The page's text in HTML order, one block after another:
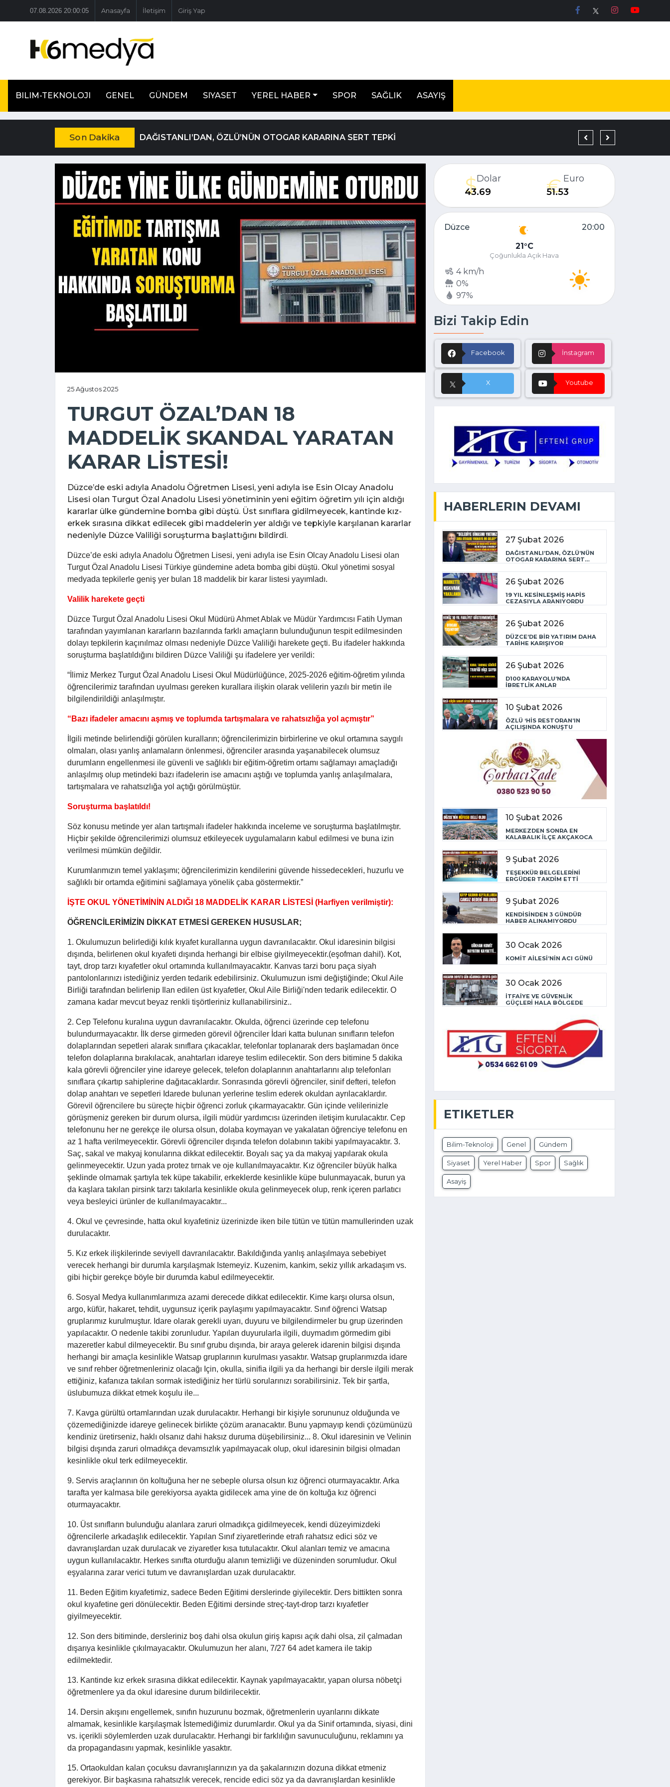
07.08.2026 20:00:06 Anasayfa İletişim Giriş Yap
BILIM-TEKNOLOJI GENEL GÜNDEM SIYASET YEREL HABER SPOR SAĞLIK ASAYIŞ
Son Dakika DAĞISTANLI’DAN, ÖZLÜ’NÜN OTOGAR KARARINA SERT TEPKİ 19 YIL KESİNLEŞMİŞ
25 Ağustos 2025
TURGUT ÖZAL’DAN 18
MADDELİK SKANDAL YARATAN
KARAR LİSTESİ!
Düzce’de eski adıyla Anadolu Öğretmen Lisesi, yeni adıyla ise Esin Olcay Anadolu
Lisesi olan Turgut Özal Anadolu Lisesi yönetiminin yeni eğitim öğretim yılı için aldığı
kararlar ülke gündemine bomba gibi düştü. Üst sınıflara gidilmeyecek, kantinde kız-
erkek sırasına dikkat edilecek gibi maddelerin yer aldığı ve tepkiyle karşılanan kararlar
nedeniyle Düzce Valiliği soruşturma başlattığını bildirdi.
Düzce’de eski adıyla Anadolu Öğretmen Lisesi, yeni adıyla ise Esin Olcay Anadolu Lisesi olan
Turgut Özal Anadolu Lisesi Türkiye gündemine adeta bomba gibi düştü. Okul yönetimi sosyal
medyada tepkilerle geniş yer bulan 18 maddelik bir karar listesi yayımladı.
Valilik harekete geçti
Düzce Turgut Özal Anadolu Lisesi Okul Müdürü Ahmet Ablak ve Müdür Yardımcısı Fatih Uyman
tarafından yayımlanan kararların bazılarında farklı amaçların bulunduğunun tespit edilmesinden
dolayı tepkilerin kaçınılmaz olması nedeniyle Düzce Valiliği harekete geçti. Bu ifadeler hakkında
soruşturma başlatıldığını bildiren Düzce Valiliği şu ifadelere yer verildi:
“İlimiz Merkez Turgut Özal Anadolu Lisesi Okul Müdürlüğünce, 2025-2026 eğitim-öğretim yılında
öğrencilerimiz tarafından uyulması gereken kurallara ilişkin olarak velilerin yazılı bir metin ile
bilgilendirildiği anlaşılmıştır.
“Bazı ifadeler amacını aşmış ve toplumda tartışmalara ve rahatsızlığa yol açmıştır”
İlgili metinde belirlendiği görülen kuralların; öğrencilerimizin birbirlerine ve okul ortamına saygılı
olmaları, olası yanlış anlamaların önlenmesi, öğrenciler arasında yaşanabilecek olumsuz
durumların engellenmesi ile güvenli ve sağlıklı bir eğitim-öğretim ortamı sağlamayı amaçladığı
anlaşılmış olup metindeki bazı ifadelerin ise amacını aştığı ve toplumda yanlış anlaşılmalara,
tartışmalara ve rahatsızlığa yol açtığı görülmüştür.
Soruşturma başlatıldı!
Söz konusu metinde yer alan tartışmalı ifadeler hakkında inceleme ve soruşturma başlatılmıştır.
Hiçbir şekilde öğrencilerimizi olumsuz etkileyecek uygulamaların kabul edilmesi ve buna izin
verilmesi mümkün değildir.
Kurumlarımızın temel yaklaşımı; öğrencilerimizin kendilerini güvende hissedecekleri, huzurlu ve
sağlıklı bir ortamda eğitimini sağlamaya yönelik çaba göstermektir.”
İŞTE OKUL YÖNETİMİNİN ALDIĞI 18 MADDELİK KARAR LİSTESİ (Harfiyen verilmiştir):
ÖĞRENCİLERİMİZİN DİKKAT ETMESİ GEREKEN HUSUSLAR;
1. Okulumuzun belirlediği kılık kıyafet kurallarına uygun davranılacaktır. Okul idaresinin bilgisi
dışında, belirlenen okul kıyafeti dışında herhangi bir elbise giyilmeyecektir.(eşofman dahil). Kot,
tayt, drop tarzı kıyafetler okul ortamında kullanılmayacaktır. Kanvas tarzi boru paça siyah
pantolonlarınızı istediğiniz yerden tedarik edebilirsiniz. Okulumuzun ismi değiştiğinde; Okul Aile
Birliği tarafından belirlenip Ilan edilen üst kıyafetler, Okul Aile Birliği'nden tedarik edilecektir. O
zamana kadar mevcut beyaz renkli tişörtleriniz kullanabilirsiniz..
2. Cep Telefonu kuralına uygun davranılacaktır. Okulda, öğrenci üzerinde cep telefonu
bulundurmayacaktır. İlk derse girmeden görevil öğrenciler İdari katta bulunan sınıfların telefon
dolaplarından sepetleri alarak sınıflara çıkacaklar, telefonlar toplanarak ders başlamadan önce
telefon dolaplarına bırakılacak, anahtarları idareye teslim edilecektir. Son ders bitimine 5 dakika
kala görevli öğrenciler yine idareye gelecek, telefon dolaplarının anahtarlarını alıp telefonları
sınıflara çıkartıp sahiplerine dağıtacaklardır. Sonrasında görevli öğrenciler, sinif defteri, telefon
dolap anahtarı ve sepetleri Idarede bulunan yerlerine teslim ederek okuldan ayrılacaklardır.
Görevil öğrencilere bu süreçte hiçbir öğrenci zorluk çıkarmayacaktır. Gün içinde velilerinizle
görüşmeniz gereken bir durum olursa, ilgili müdür yardımcısı üzerinden iletişim kurulacaktır. Cep
telefonunu her ne gerekçe ile olursa olsun, dolaba koymayan ve yakalatan öğrenciye telefonu en
az 1 hafta verilmeyecektir. Görevli öğrenciler dışında telefon dolabının takibi yapılmayacaktır. 3.
Saç, sakal ve makyaj konularına dikkat edilecektir. Boyalı saç ya da makyaj yapılarak okula
gelinmeyecektir. Uzun yada protez tırnak ve oje kullanılmayacaktır. Kız öğrenciler büyük halka
şeklinde olmamak şartıyla tek küpe takabilir, erkeklerde kesinlikle küpe bulunmayacak, burun ya
da kaşlara takılan pirsink tarzı takılarla kesinlikle okula gelinmeyecek olup, renk içeren parlatıcı
veya besleyici ürünler de kullanılmayacaktır...
4. Okul ve çevresinde, hatta okul kıyafetiniz üzerinizde iken bile tütün ve tütün mamullerinden uzak
durulacaktır.
5. Kız erkek ilişkilerinde seviyell davranılacaktır. Bakıldığında yanlış anlaşılmaya sebebiyet
verecek herhangi bir durumla karşılaşmak Istemeyiz. Kuzenim, kankim, sekiz yıllık arkadaşım vs.
gibi hiçbir gerekçe böyle bir durumda kabul edilmeyecektir.
6. Sosyal Medya kullanımlarımıza azami derecede dikkat edilecektir. Kime karşı olursa olsun,
argo, küfür, hakaret, tehdit, uygunsuz içerik paylaşımı yapılmayacaktır. Sınıf öğrenci Watsap
gruplarımız kurulmuştur. Idare olarak gerekli uyarı, duyuru ve bilgilendirmeler bu grup üzerinden
yapılacaktır. O nedenle takibi zorunludur. Yapılan duyurularla ilgili, duymadım görmedim gibi
mazeretler kabul dilmeyecektir. Bu sınıf grubu dışında, bir araya gelerek idarenin bilgisi dışında
herhangi bir amaçla kesinlikle Watsap gruplarının kurulması yasaktır. Watsap gruplarımızda idare
ve sınıf rehber öğretmenleriniz olacağı Için, okulla, sinifia ilgili ya da herhangi bir dersle ilgili merak
ettiğiniz, kafanıza takılan sormak istediğiniz her türlü sorularınızı sorabilirsiniz. Tek bir şartla,
üslubumuza dikkat etmek koşulu ile...
7. Kavga gürültü ortamlarından uzak durulacaktır. Herhangi bir kişiyle sorununuz olduğunda ve
çözemediğinizde idareye gelinecek birlikte çözüm aranacaktır. Bunu yapmayıp kendi çözümünüzü
kendiniz üretirseniz, haklı olsanız dahi haksız duruma düşebilirsiniz... 8. Okul idaresinin ve Velinin
bilgisi dışında zaruri olmadıkça devamsızlık yapılmayacak olup, okul idaresinin bilgisi olmadan
kesinlikle okul terk edilmeyecektir.
9. Servis araçlarının ön koltuğuna her ne sebeple olursa olsun kız öğrenci oturmayacaktır. Arka
tarafta yer kalmasa bile gerekiyorsa ayakta gidilecek ama yine de ön koltuğa kız öğrenci
oturmayacaktır.
10. Üst sınıfların bulunduğu alanlara zaruri olmadıkça gidilmeyecek, kendi düzeyimizdeki
öğrencilerle arkadaşlık edilecektir. Yapılan Sınıf ziyaretlerinde etrafı rahatsız edici söz ve
davranışlardan uzak durulacak ve ziyaretler kısa tutulacaktır. Okul alanları temiz ve amacına
uygun kullanılacaktır. Herkes sınıfta oturduğu alanın temizliği ve düzeninden sorumludur. Okul
eşyalarına zarar verici tutum ve davranışlardan uzak durulacaktır.
11. Beden Eğitim kıyafetimiz, sadece Beden Eğitimi derslerinde giyilecektir. Ders bittikten sonra
okul kıyafetine geri dönülecektir. Beden Eğitimi dersinde streç-tayt-drop tarzı kıyafetler
giyilmeyecektir.
12. Son ders bitiminde, dersleriniz boş dahi olsa okulun giriş kapısı açık dahi olsa, zil çalmadan
dışarıya kesinlikle çıkılmayacaktır. Okulumuzun her alanı, 7/27 64 adet kamera ile takip
edilmektedir.
13. Kantinde kız erkek sırasına dikkat edilecektir. Kaynak yapılmayacaktır, yapan olursa nöbetçi
öğretmenlere ya da okul idaresine durum bildirilecektir.
14. Dersin akışını engellemek, sınıfın huzurunu bozmak, öğretmenlerin uyarılarını dikkate
almamak, kesinlikle karşılaşmak İstemediğimiz durumlardır. Okul ya da Sinif ortamında, siyasi, dini
vs. içerikli söylemlerden uzak durulacaktır. Herhangi bir farklılığın savunuculuğunu, reklamını ya
da propagandasını yapmak, kesinlikle yasaktır.
15. Ortaokuldan kalan çocuksu davranışlarınızın ya da şakalarınızın dozuna dikkat etmeniz
gerekiyor. Bir başkasına rahatsızlık verecek, rencide edici söz ya da davranışlardan kesinlikle
Dolar
43.69
Euro
51.53
Düzce
20:00
21
C
Çoğunlukla Açık Hava
4 km/h
0%
97%
Bizi Takip Edin
Facebook İnstagram
X Youtube
HABERLERIN DEVAMI
27 Şubat 2026
DAĞISTANLI’DAN, ÖZLÜ’NÜN
OTOGAR KARARINA SERT
TEPKİ
26 Şubat 2026
19 YIL KESİNLEŞMİŞ HAPİS
CEZASIYLA ARANIYORDU
26 Şubat 2026
DÜZCE’DE BİR YATIRIM DAHA
TARİHE KARIŞIYOR
26 Şubat 2026
D100 KARAYOLU’NDA
İBRETLİK ANLAR
10 Şubat 2026
ÖZLÜ ‘HİS RESTORAN’IN
AÇILIŞINDA KONUŞTU
10 Şubat 2026
MERKEZDEN SONRA EN
KALABALIK İLÇE AKÇAKOCA
9 Şubat 2026
TEŞEKKÜR BELGELERİNİ
ERGÜDER TAKDİM ETTİ
9 Şubat 2026
KENDİSİNDEN 3 GÜNDÜR
HABER ALINAMIYORDU
30 Ocak 2026
KOMİT AİLESİ’NİN ACI GÜNÜ
30 Ocak 2026
İTFAİYE VE GÜVENLİK
GÜÇLERİ HALA BÖLGEDE
ETIKETLER
Bilim-Teknoloji Genel Gündem
Siyaset Yerel Haber Spor Sağlık
Asayiş